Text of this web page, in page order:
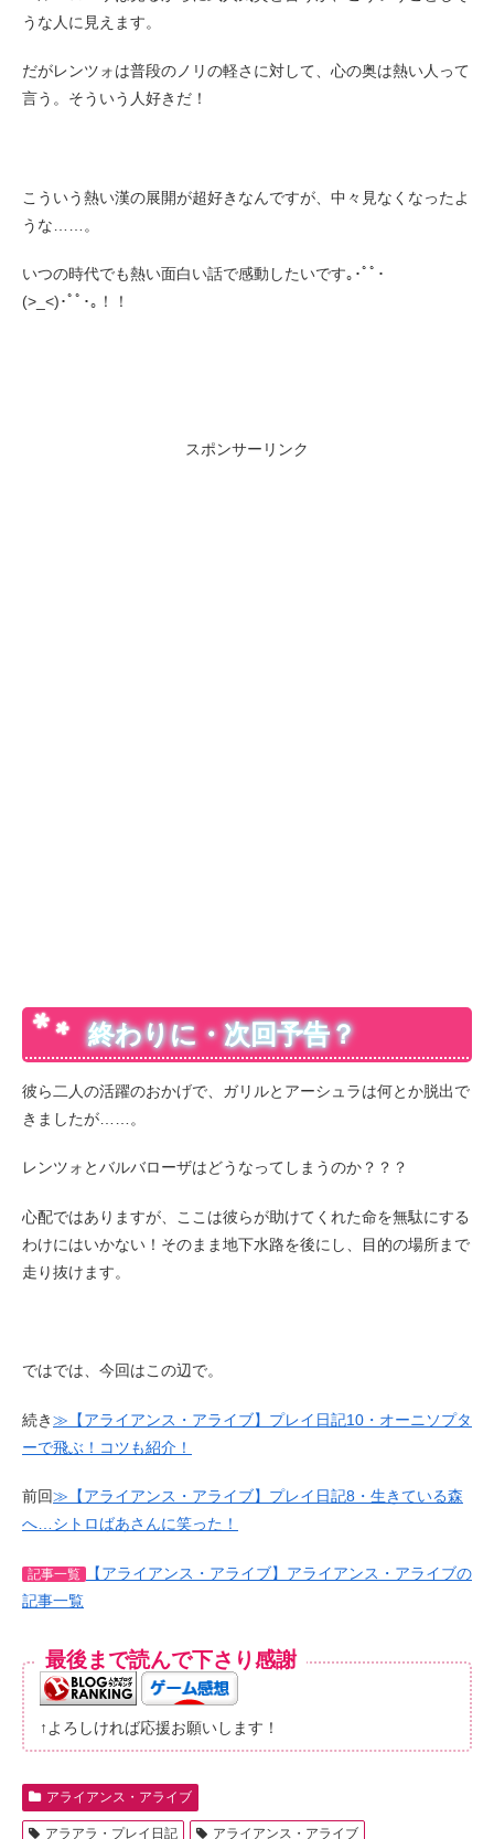
うな人に見えます。
だがレンツォは普段のノリの軽さに対して、心の奥は熱い人って
言う。そういう人好きだ！
こういう熱い漢の展開が超好きなんですが、中々見なくなったよ
うな……。
いつの時代でも熱い面白い話で感動したいです｡･ﾟﾟ･
(>_<)･ﾟﾟ･｡！！
スポンサーリンク
終わりに・次回予告？
彼ら二人の活躍のおかげで、ガリルとアーシュラは何とか脱出で
きましたが……。
レンツォとバルバローザはどうなってしまうのか？？？
心配ではありますが、ここは彼らが助けてくれた命を無駄にする
わけにはいかない！そのまま地下水路を後にし、目的の場所まで
走り抜けます。
ではでは、今回はこの辺で。
続き≫【アライアンス・アライブ】プレイ日記10・オーニソプタ
ーで飛ぶ！コツも紹介！
前回≫【アライアンス・アライブ】プレイ日記8・生きている森
へ…シトロばあさんに笑った！
記事一覧
【アライアンス・アライブ】アライアンス・アライブの
記事一覧
最後まで読んで下さり感謝
↑よろしければ応援お願いします！
アライアンス・アライブ
アラアラ・プレイ日記 アライアンス・アライブ